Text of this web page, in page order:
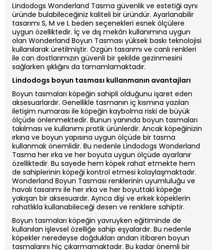
Lindodogs Wonderland Tasma güvenlik ve estetiği aynı
üründe bulabileceğiniz kaliteli bir üründür. Ayarlanabilir
tasarımı S, M ve L beden seçenekleri esnek ölçülere
uygun özelliktedir. İç ve dış mekân kullanımına uygun
olan Wonderland Boyun Tasması yüksek baskı teknolojisi
kullanılarak üretilmiştir. Özgün tasarımı ve canlı renkleri
ile can dostlarımızın güvenli bir şekilde gezinmesini
sağlarken şıklığını da tamamlamaktadır.
Lindodogs boyun tasması kullanmanın avantajları
Boyun tasmaları köpeğin sahipli olduğunu işaret eden
aksesuarlardır. Genellikle tasmanın iç kısmına yazılan
iletişim numarası ile köpeğin kaybolma riski de büyük
ölçüde önlenmektedir. Bunun yanında boyun tasmaları
takılması ve kullanımı pratik ürünlerdir. Ancak köpeğinizin
ırkına ve boyun yapısına uygun ölçüde bir tasma
kullanmak önemlidir. Bu nedenle Lindodogs Wonderland
Tasma her ırka ve her boyuta uygun ölçüde ayarlanır
özelliktedir. Bu sayede hem köpek rahat etmekte hem
de sahiplerinin köpeği kontrol etmesi kolaylaşmaktadır.
Wonderland Boyun Tasması renklerinin uyumluluğu ve
havalı tasarımı ile her ırka ve her boyuttaki köpeğe
yakışan bir aksesuardır. Ayrıca dişi ve erkek köpeklerin
rahatlıkla kullanabileceği desen ve renklere sahiptir.
Boyun tasmaları köpeğin yavruyken eğitiminde de
kullanılan işlevsel özelliğe sahip eşyalardır. Bu nedenle
köpekler neredeyse doğdukları andan itibaren boyun
tasmalarını hiç çıkarmamaktadır. Bu kadar önemli bir